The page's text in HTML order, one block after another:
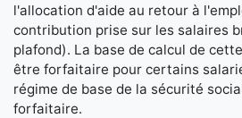
l'allocation d'aide au retour à
contribution prise sur les salaires
plafond). La base de calcul de
être forfaitaire pour certains
régime de base de la sécurité
forfaitaire.